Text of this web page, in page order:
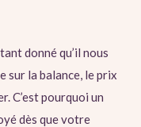
donné qu’il nous
sur la balance, le prix
C’est pourquoi un
dès que votre